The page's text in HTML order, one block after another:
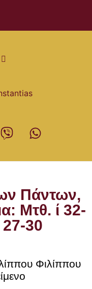
Πάντων,
Μτθ. ί 32-
27-30
Φιλίππου